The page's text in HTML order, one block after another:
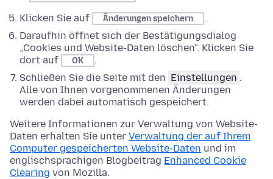
Klicken Sie auf
Änderungen speichern
.
Daraufhin öffnet sich der Bestätigungsdialog
„Cookies und Website-Daten löschen". Klicken Sie
dort auf
OK
.
Schließen Sie die Seite mit den Einstellungen .
Alle von Ihnen vorgenommenen Änderungen
werden dabei automatisch gespeichert.
Weitere Informationen zur Verwaltung von Website-
Daten erhalten Sie unter Verwaltung der auf Ihrem
Computer gespeicherten Website-Daten und im
englischsprachigen Blogbeitrag Enhanced Cookie
Clearing von Mozilla.